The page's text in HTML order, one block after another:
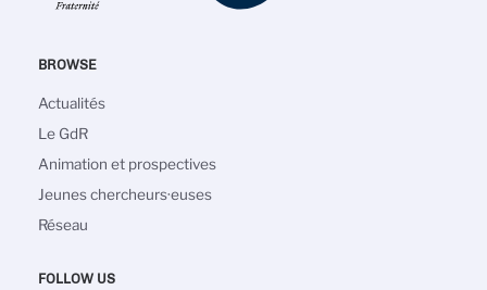
BROWSE
Navigation
principale
Actualités
Le GdR
Animation et prospectives
Jeunes chercheurs·euses
Réseau
FOLLOW US